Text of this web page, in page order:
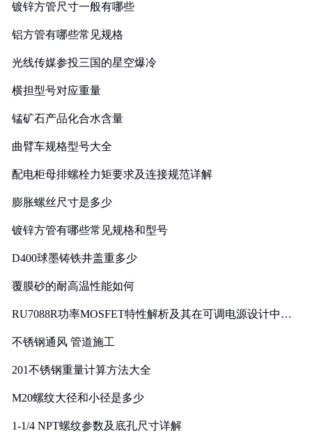
镀锌方管尺寸一般有哪些
铝方管有哪些常见规格
光线传媒参投三国的星空爆冷
横担型号对应重量
锰矿石产品化合水含量
曲臂车规格型号大全
配电柜母排螺栓力矩要求及连接规范详解
膨胀螺丝尺寸是多少
镀锌方管有哪些常见规格和型号
D400球墨铸铁井盖重多少
覆膜砂的耐高温性能如何
RU7088R功率MOSFET特性解析及其在可调电源设计中的
不锈钢通风 管道施工
201不锈钢重量计算方法大全
M20螺纹大径和小径是多少
1-1/4 NPT螺纹参数及底孔尺寸详解